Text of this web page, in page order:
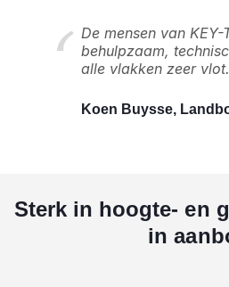
De mensen van
behulpzaam,
alle vlakken zeer vlot.
Koen Buysse,
Sterk in hoogte- en
in